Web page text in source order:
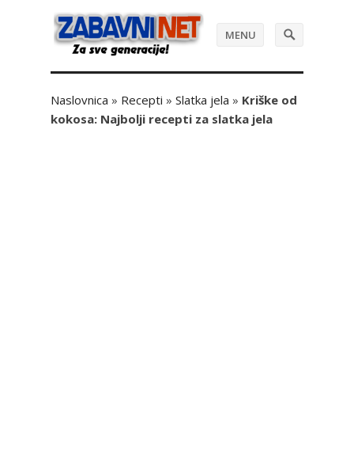
MENU
Naslovnica » Recepti » Slatka jela » Kriške od
kokosa: Najbolji recepti za slatka jela